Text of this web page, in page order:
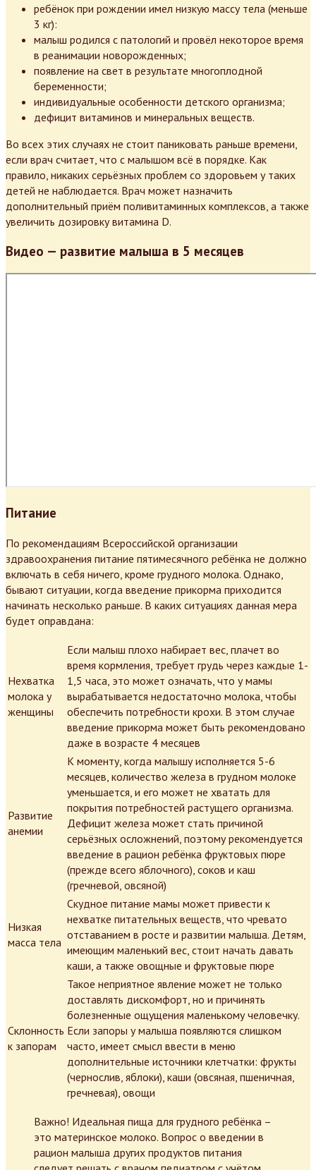
ребёнок при рождении имел низкую массу тела (меньше
3 кг):
малыш родился с патологий и провёл некоторое время
в реанимации новорожденных;
появление на свет в результате многоплодной
беременности;
индивидуальные особенности детского организма;
дефицит витаминов и минеральных веществ.
Во всех этих случаях не стоит паниковать раньше времени,
если врач считает, что с малышом всё в порядке. Как
правило, никаких серьёзных проблем со здоровьем у таких
детей не наблюдается. Врач может назначить
дополнительный приём поливитаминных комплексов, а также
увеличить дозировку витамина D.
Видео — развитие малыша в 5 месяцев
Питание
По рекомендациям Всероссийской организации
здравоохранения питание пятимесячного ребёнка не должно
включать в себя ничего, кроме грудного молока. Однако,
бывают ситуации, когда введение прикорма приходится
начинать несколько раньше. В каких ситуациях данная мера
будет оправдана:
Нехватка
молока у
женщины
Если малыш плохо набирает вес, плачет во
время кормления, требует грудь через каждые 1-
1,5 часа, это может означать, что у мамы
вырабатывается недостаточно молока, чтобы
обеспечить потребности крохи. В этом случае
введение прикорма может быть рекомендовано
даже в возрасте 4 месяцев
Развитие
анемии
К моменту, когда малышу исполняется 5-6
месяцев, количество железа в грудном молоке
уменьшается, и его может не хватать для
покрытия потребностей растущего организма.
Дефицит железа может стать причиной
серьёзных осложнений, поэтому рекомендуется
введение в рацион ребёнка фруктовых пюре
(прежде всего яблочного), соков и каш
(гречневой, овсяной)
Низкая
масса тела
Скудное питание мамы может привести к
нехватке питательных веществ, что чревато
отставанием в росте и развитии малыша. Детям,
имеющим маленький вес, стоит начать давать
каши, а также овощные и фруктовые пюре
Склонность
к запорам
Такое неприятное явление может не только
доставлять дискомфорт, но и причинять
болезненные ощущения маленькому человечку.
Если запоры у малыша появляются слишком
часто, имеет смысл ввести в меню
дополнительные источники клетчатки: фрукты
(чернослив, яблоки), каши (овсяная, пшеничная,
гречневая), овощи
Важно! Идеальная пища для грудного ребёнка –
это материнское молоко. Вопрос о введении в
рацион малыша других продуктов питания